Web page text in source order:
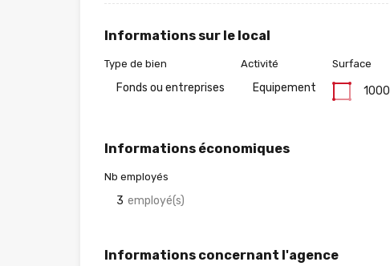
Informations sur le local
Type de bien
Fonds ou entreprises
Activité
Equipement
Surface
1000
Informations économiques
Nb employés
3 employé(s)
Informations concernant l'agence